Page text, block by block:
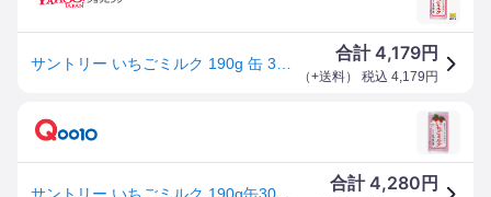
合計4,179円
（+送料） 税込 4,179 円
合計4,280 円